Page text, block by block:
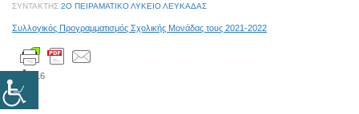
ΣΥΝΤΆΚΤΗΣ 2Ο ΠΕΙΡΑΜΑΤΙΚΟ ΛΥΚΕΙΟ ΛΕΥΚΑΔΑΣ
Συλλογικός Προγραμματισμός Σχολικής Μονάδας τους 2021-2022
216